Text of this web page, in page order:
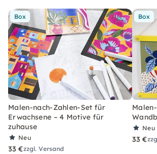
Box
Malen-nach-Zahlen-Set für
Erwachsene – 4 Motive für
zuhause
Neu
33 €zzgl. Versand
Box
Neu
33 €